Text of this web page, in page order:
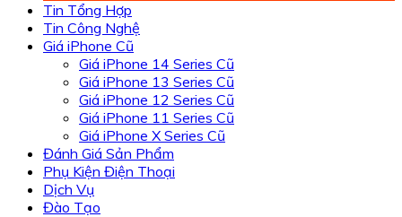
Tin Tổng Hợp
Tin Công Nghệ
Giá iPhone Cũ
Giá iPhone 14 Series Cũ
Giá iPhone 13 Series Cũ
Giá iPhone 12 Series Cũ
Giá iPhone 11 Series Cũ
Giá iPhone X Series Cũ
Đánh Giá Sản Phẩm
Phụ Kiện Điện Thoại
Dịch Vụ
Đào Tạo